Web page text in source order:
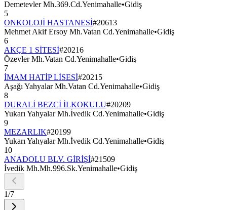
Demetevler Mh.369.Cd.Yenimahalle•Gidiş
5
ONKOLOJİ HASTANESİ#20613
Mehmet Akif Ersoy Mh.Vatan Cd.Yenimahalle•Gidiş
6
AKÇE 1 SİTESİ#20216
Özevler Mh.Vatan Cd.Yenimahalle•Gidiş
7
İMAM HATİP LİSESİ#20215
Aşağı Yahyalar Mh.Vatan Cd.Yenimahalle•Gidiş
8
DURALİ BEZCİ İLKOKULU#20209
Yukarı Yahyalar Mh.İvedik Cd.Yenimahalle•Gidiş
9
MEZARLIK#20199
Yukarı Yahyalar Mh.İvedik Cd.Yenimahalle•Gidiş
10
ANADOLU BLV. GİRİŞİ#21509
İvedik Mh.Mh.996.Sk.Yenimahalle•Gidiş
1/7